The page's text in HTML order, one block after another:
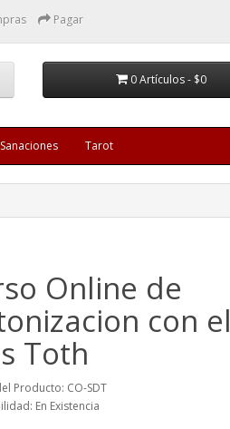
Pagar
0 Artículos - $0
Sanaciones Tarot
Online de
con el
Toth
Producto: CO-SDT
En Existencia